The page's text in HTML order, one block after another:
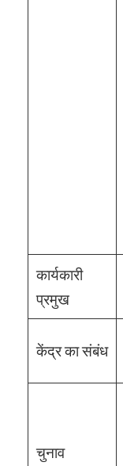
कार्यकारी
प्रमुख
केंद्र का संबंध
चुनाव